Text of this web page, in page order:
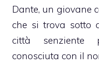
Dante, un giovane
che si trova sotto
città senziente
conosciuta con il